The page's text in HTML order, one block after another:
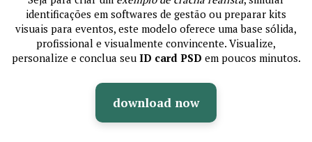
identificações em softwares de gestão ou preparar kits
visuais para eventos, este modelo oferece uma base sólida,
profissional e visualmente convincente. Visualize,
personalize e conclua seu ID card PSD em poucos minutos.
download now